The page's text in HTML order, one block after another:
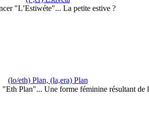
"L’Estiwéte"... La petite estive ?
(lo/eth) Plan, (la,era) Plan
Plan"... Une forme féminine résultant